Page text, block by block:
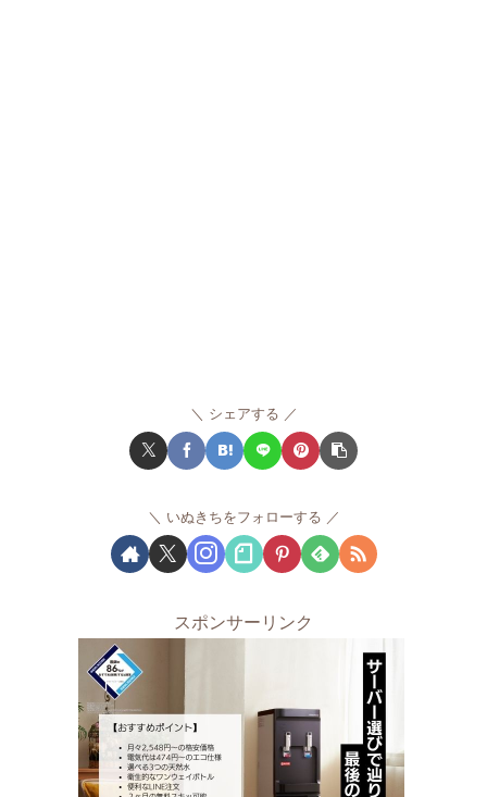
シェアする
いぬきちをフォローする
スポンサーリンク